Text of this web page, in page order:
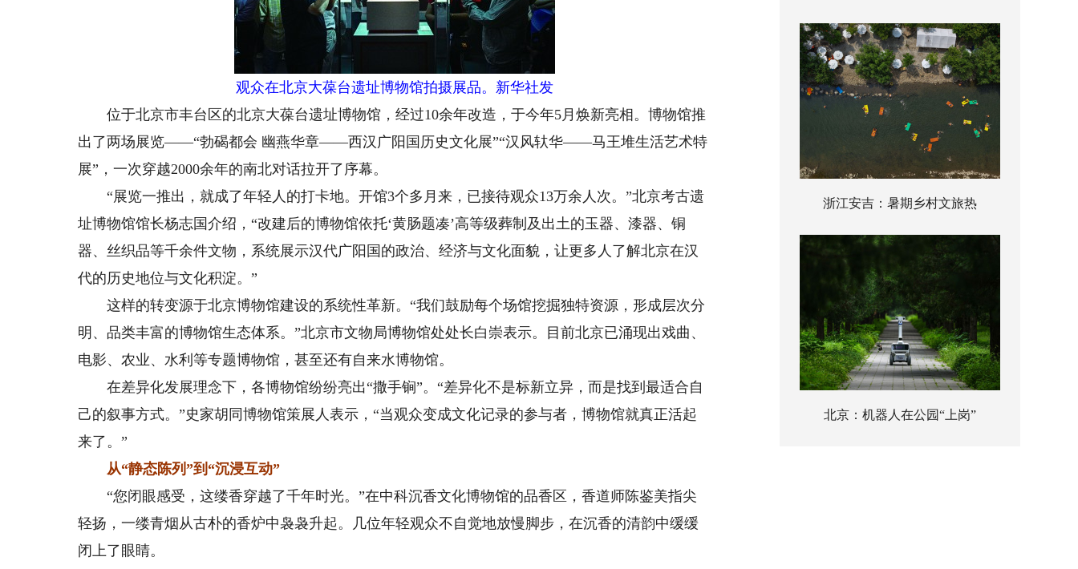
观众在北京大葆台遗址博物馆拍摄展品。新华社发
位于北京市丰台区的北京大葆台遗址博物馆，经过10余年改造，于今年5月焕新亮相。博物馆推
出了两场展览——“勃碣都会 幽燕华章——西汉广阳国历史文化展”“汉风轪华——马王堆生活艺术特
展”，一次穿越2000余年的南北对话拉开了序幕。
“展览一推出，就成了年轻人的打卡地。开馆3个多月来，已接待观众13万余人次。”北京考古遗
址博物馆馆长杨志国介绍，“改建后的博物馆依托‘黄肠题凑’高等级葬制及出土的玉器、漆器、铜
器、丝织品等千余件文物，系统展示汉代广阳国的政治、经济与文化面貌，让更多人了解北京在汉
代的历史地位与文化积淀。”
这样的转变源于北京博物馆建设的系统性革新。“我们鼓励每个场馆挖掘独特资源，形成层次分
明、品类丰富的博物馆生态体系。”北京市文物局博物馆处处长白崇表示。目前北京已涌现出戏曲、
电影、农业、水利等专题博物馆，甚至还有自来水博物馆。
在差异化发展理念下，各博物馆纷纷亮出“撒手锏”。“差异化不是标新立异，而是找到最适合自
己的叙事方式。”史家胡同博物馆策展人表示，“当观众变成文化记录的参与者，博物馆就真正活起
来了。”
从“静态陈列”到“沉浸互动”
“您闭眼感受，这缕香穿越了千年时光。”在中科沉香文化博物馆的品香区，香道师陈鉴美指尖
轻扬，一缕青烟从古朴的香炉中袅袅升起。几位年轻观众不自觉地放慢脚步，在沉香的清韵中缓缓
闭上了眼睛。
浙江安吉：暑期乡村文旅热
北京：机器人在公园“上岗”